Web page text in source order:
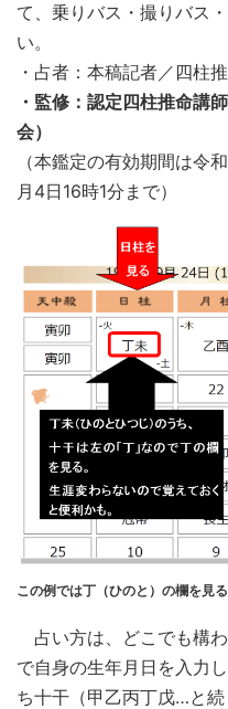
て、乗りバス・撮りバス
い。
・占者：本稿記者／四柱
・監修：認定四柱推命
会）
（本鑑定の有効期間は令
月4日16時1分まで）
この例では丁（ひのと）の欄を見る
占い方は、どこでも構
で自身の生年月日を入力
ち十干（甲乙丙丁戊…と